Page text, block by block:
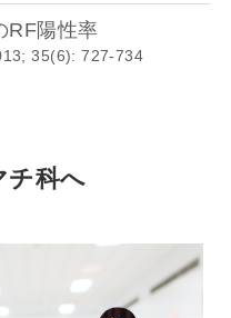
RF陽性率
35(6): 727-734
チ科へ